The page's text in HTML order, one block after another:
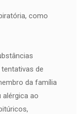
como
de
da família
alérgica ao